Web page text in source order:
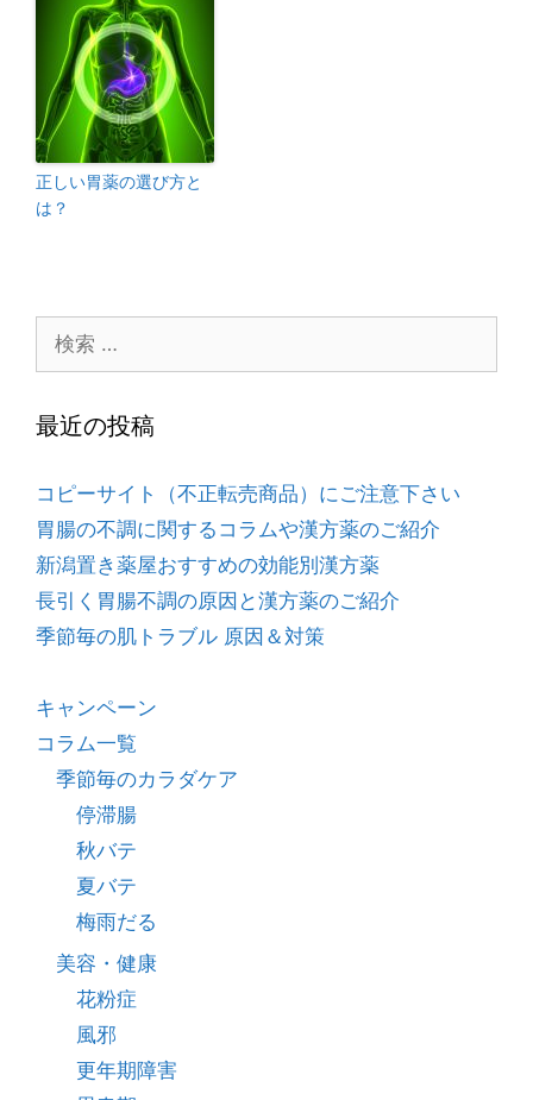
正しい胃薬の選び方と
は？
最近の投稿
コピーサイト（不正転売商品）にご注意下さい
胃腸の不調に関するコラムや漢方薬のご紹介
新潟置き薬屋おすすめの効能別漢方薬
長引く胃腸不調の原因と漢方薬のご紹介
季節毎の肌トラブル 原因＆対策
キャンペーン
コラム一覧
季節毎のカラダケア
停滞腸
秋バテ
夏バテ
梅雨だる
美容・健康
花粉症
風邪
更年期障害